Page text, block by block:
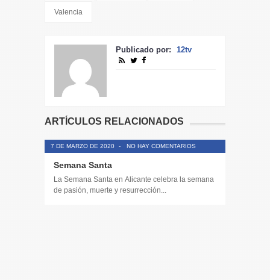
Valencia
Publicado por: 12tv
ARTÍCULOS RELACIONADOS
7 DE MARZO DE 2020 - NO HAY COMENTARIOS
Semana Santa
La Semana Santa en Alicante celebra la semana
de pasión, muerte y resurrección...